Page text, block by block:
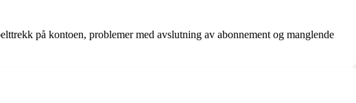
på kontoen, problemer med avslutning av abonnement og manglende